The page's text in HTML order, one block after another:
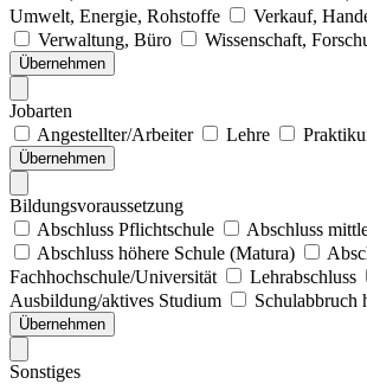
Umwelt, Energie, Rohstoffe
Verkauf,
Verwaltung, Büro
Wissenschaft,
Übernehmen
Jobarten
Angestellter/Arbeiter
Lehre
Übernehmen
Bildungsvoraussetzung
Abschluss Pflichtschule
Abschluss
Abschluss höhere Schule (Matura)
Fachhochschule/Universität
Lehrabschluss
Ausbildung/aktives Studium
Schulabbruch
Übernehmen
Sonstiges